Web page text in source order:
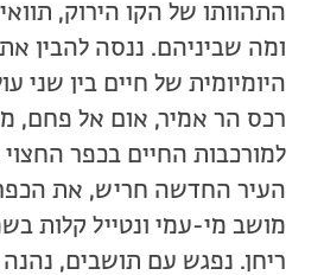
התהוותו של הקו הירוק,
ומה שביניהם. ננסה להבין
היומיומית של חיים בין שני
רכס הר אמיר, אום אל פחם,
למורכבות החיים בכפר
העיר החדשה חריש, את
מושב מי-עמי ונטייל קלות
ריחן. נפגש עם תושבים,